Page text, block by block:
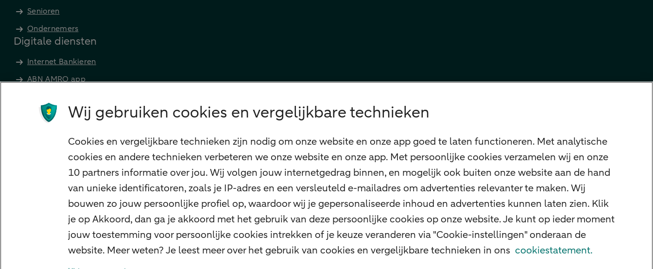
Senioren
Ondernemers
Digitale diensten
Internet Bankieren
ABN AMRO app
Apple Pay
Meest gezocht
Hypotheek berekenen
Jaaroverzicht
Rood staan
Wij gebruiken cookies en vergelijkbare technieken
Cookies en vergelijkbare technieken zijn nodig om onze website en onze app goed te laten functioneren. Met analytische
cookies en andere technieken verbeteren we onze website en onze app. Met persoonlijke cookies verzamelen wij en onze
10 partners informatie over jou. Wij volgen jouw internetgedrag binnen, en mogelijk ook buiten onze website aan de hand
van unieke identificatoren, zoals je IP-adres en een versleuteld e-mailadres om advertenties relevanter te maken. Wij
bouwen zo jouw persoonlijke profiel op, waardoor wij je gepersonaliseerde inhoud en advertenties kunnen laten zien. Klik
je op Akkoord, dan ga je akkoord met het gebruik van deze persoonlijke cookies op onze website. Je kunt op ieder moment
jouw toestemming voor persoonlijke cookies intrekken of je keuze veranderen via "Cookie-instellingen" onderaan de
website. Meer weten? Je leest meer over het gebruik van cookies en vergelijkbare technieken in ons cookiestatement.